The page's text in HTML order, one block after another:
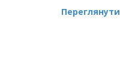
Переглянути